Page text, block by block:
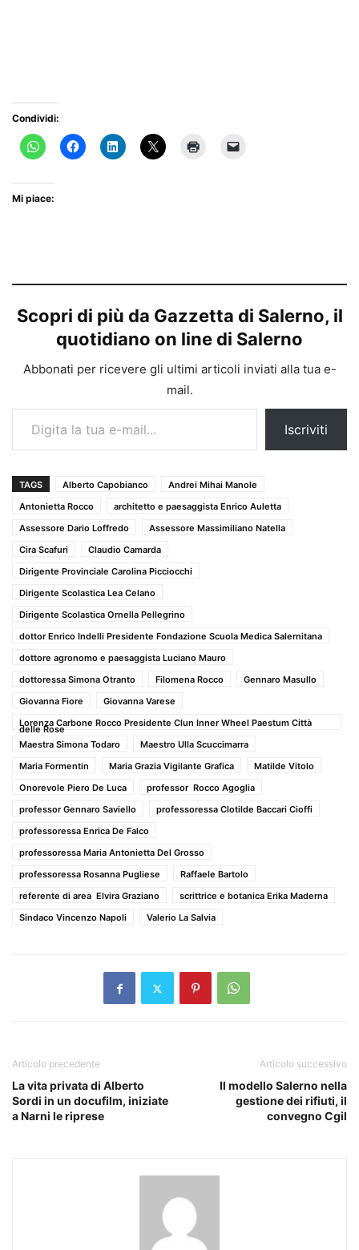
Condividi:
Mi piace:
Scopri di più da Gazzetta di Salerno, il
quotidiano on line di Salerno
Abbonati per ricevere gli ultimi articoli inviati alla tua e-
mail.
Digita la tua e-mail...
Iscriviti
TAGS Alberto Capobianco
Andrei Mihai Manole
Antonietta Rocco
architetto e paesaggista Enrico Auletta
Assessore Dario Loffredo
Assessore Massimiliano Natella
Cira Scafuri
Claudio Camarda
Dirigente Provinciale Carolina Picciocchi
Dirigente Scolastica Lea Celano
Dirigente Scolastica Ornella Pellegrino
dottor Enrico Indelli Presidente Fondazione Scuola Medica Salernitana
dottore agronomo e paesaggista Luciano Mauro
dottoressa Simona Otranto
Filomena Rocco
Gennaro Masullo
Giovanna Fiore
Giovanna Varese
Lorenza Carbone Rocco Presidente Clun Inner Wheel Paestum Città
delle Rose
Maestra Simona Todaro
Maestro Ulla Scuccimarra
Maria Formentin
Maria Grazia Vigilante Grafica
Matilde Vitolo
Onorevole Piero De Luca
professor Rocco Agoglia
professor Gennaro Saviello
professoressa Clotilde Baccari Cioffi
professoressa Enrica De Falco
professoressa Maria Antonietta Del Grosso
professoressa Rosanna Pugliese
Raffaele Bartolo
referente di area Elvira Graziano
scrittrice e botanica Erika Maderna
Sindaco Vincenzo Napoli
Valerio La Salvia
Articolo precedente
La vita privata di Alberto
Sordi in un docufilm, iniziate
a Narni le riprese
Articolo successivo
Il modello Salerno nella
gestione dei rifiuti, il
convegno Cgil